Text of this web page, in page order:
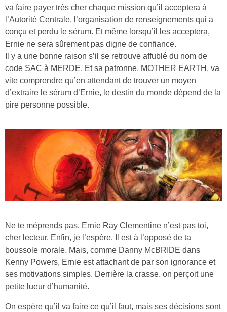
va faire payer très cher chaque mission qu’il acceptera à
l’Autorité Centrale, l’organisation de renseignements qui a
conçu et perdu le sérum. Et même lorsqu’il les acceptera,
Ernie ne sera sûrement pas digne de confiance.
Il y a une bonne raison s’il se retrouve affublé du nom de
code SAC à MERDE. Et sa patronne, MOTHER EARTH, va
vite comprendre qu’en attendant de trouver un moyen
d’extraire le sérum d’Ernie, le destin du monde dépend de la
pire personne possible.
Ne te méprends pas, Ernie Ray Clementine n’est pas toi,
cher lecteur. Enfin, je l’espère. Il est à l’opposé de ta
boussole morale. Mais, comme Danny McBRIDE dans
Kenny Powers, Ernie est attachant de par son ignorance et
ses motivations simples. Derrière la crasse, on perçoit une
petite lueur d’humanité.
On espère qu’il va faire ce qu’il faut, mais ses décisions sont